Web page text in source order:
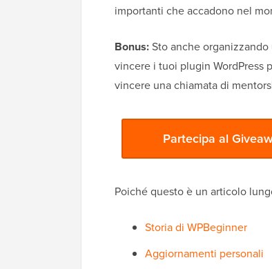
importanti che accadono nel
Bonus:Sto anche
vincere i tuoi plugin
vincere una chiamata di
Partecipa al
Poiché questo è un articolo
Storia di WPBeginner
Aggiornamenti personali